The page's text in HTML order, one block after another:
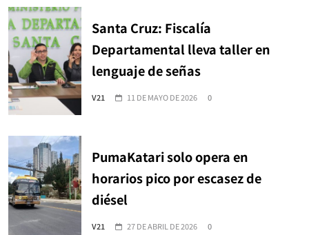
Santa Cruz: Fiscalía
Departamental lleva taller en
lenguaje de señas
V21 11 DE MAYO DE 2026 0
PumaKatari solo opera en
horarios pico por escasez de
diésel
V21 27 DE ABRIL DE 2026 0